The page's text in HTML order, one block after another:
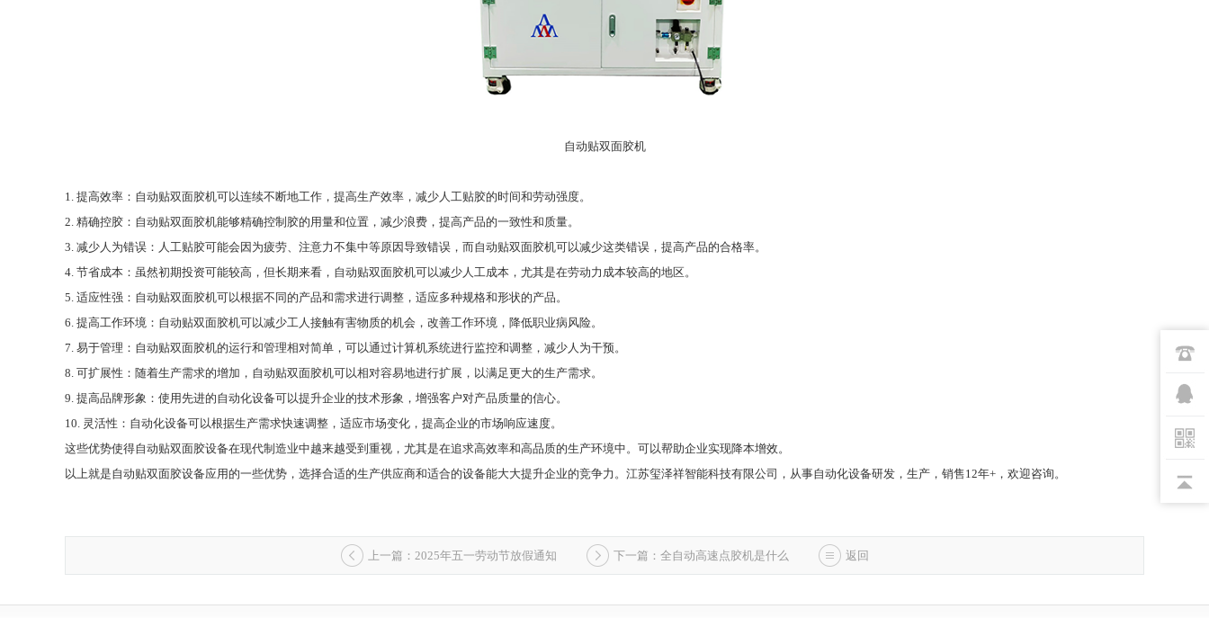
自动贴双面胶机
1. 提高效率：自动贴双面胶机可以连续不断地工作，提高生产效率，减少人工贴胶的时间和劳动强度。
2. 精确控胶：自动贴双面胶机能够精确控制胶的用量和位置，减少浪费，提高产品的一致性和质量。
3. 减少人为错误：人工贴胶可能会因为疲劳、注意力不集中等原因导致错误，而自动贴双面胶机可以减少这类错误，提高产品的合格率。
4. 节省成本：虽然初期投资可能较高，但长期来看，自动贴双面胶机可以减少人工成本，尤其是在劳动力成本较高的地区。
5. 适应性强：自动贴双面胶机可以根据不同的产品和需求进行调整，适应多种规格和形状的产品。
6. 提高工作环境：自动贴双面胶机可以减少工人接触有害物质的机会，改善工作环境，降低职业病风险。
7. 易于管理：自动贴双面胶机的运行和管理相对简单，可以通过计算机系统进行监控和调整，减少人为干预。
8. 可扩展性：随着生产需求的增加，自动贴双面胶机可以相对容易地进行扩展，以满足更大的生产需求。
9. 提高品牌形象：使用先进的自动化设备可以提升企业的技术形象，增强客户对产品质量的信心。
10. 灵活性：自动化设备可以根据生产需求快速调整，适应市场变化，提高企业的市场响应速度。
这些优势使得自动贴双面胶设备在现代制造业中越来越受到重视，尤其是在追求高效率和高品质的生产环境中。可以帮助企业实现降本增效。
以上就是自动贴双面胶设备应用的一些优势，选择合适的生产供应商和适合的设备能大大提升企业的竞争力。江苏玺泽祥智能科技有限公司，从事自动化设备研发，生产，销售12年+，欢迎咨询。
上一篇：2025年五一劳动节放假通知 下一篇：全自动高速点胶机是什么 返回